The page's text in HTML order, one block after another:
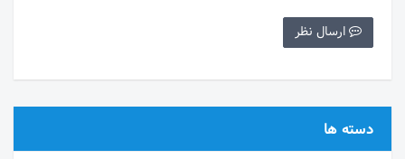
دسته ها